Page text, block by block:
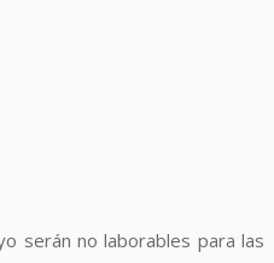
serán no laborables para las